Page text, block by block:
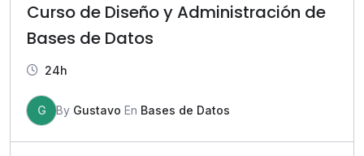
Curso de Diseño y Administración de
Bases de Datos
24h
G By Gustavo En Bases de Datos